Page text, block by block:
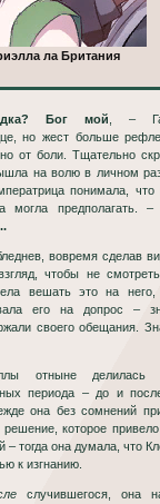
ла Британия
Бог мой , –
но жест больше
от боли. Тщательно
на волю в личном
понимала, что
могла предполагать.
чтобы не
вешать это на
его на допрос –
своего обещания.
периода – до и
она без сомнений
решение, которое
– тогда она думала, что
к изгнанию.
случившегося, она